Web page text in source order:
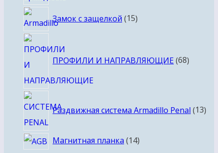
Замок с защелкой 1515
ПРОФИЛИ И НАПРАВЛЯЮЩИЕ 68
Раздвижная система Armadillo Penal 13
Магнитная планка 1414